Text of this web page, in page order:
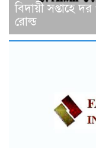
বিদায়ী সপ্তাহে
রোল্ড